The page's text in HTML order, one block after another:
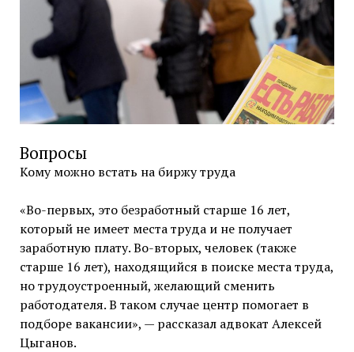
Вопросы
Кому можно встать на биржу труда
«Во-первых, это безработный старше 16 лет,
который не имеет места труда и не получает
заработную плату. Во-вторых, человек (также
старше 16 лет), находящийся в поиске места труда,
но трудоустроенный, желающий сменить
работодателя. В таком случае центр помогает в
подборе вакансии», — рассказал адвокат Алексей
Цыганов.